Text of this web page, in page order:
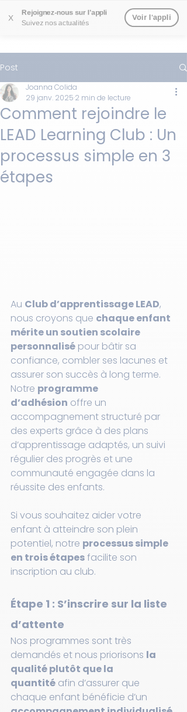
X
Rejoignez-nous sur l'appli
Suivez nos actualités
Voir l'appli
Post
Comment rejoindre le
LEAD Learning Club : Un
processus simple en 3
étapes
Joanna Colida
29 janv. 2025 2 min de lecture
Au Club d’apprentissage LEAD,
nous croyons que chaque enfant
mérite un soutien scolaire
personnalisé pour bâtir sa
confiance, combler ses lacunes et
assurer son succès à long terme.
Notre programme
d’adhésion offre un
accompagnement structuré par
des experts grâce à des plans
d’apprentissage adaptés, un suivi
régulier des progrès et une
communauté engagée dans la
réussite des enfants.
Si vous souhaitez aider votre
enfant à atteindre son plein
potentiel, notre processus simple
en trois étapes facilite son
inscription au club.
Étape 1 : S’inscrire sur la liste
d’attente
Nos programmes sont très
demandés et nous priorisons la
qualité plutôt que la
quantité afin d’assurer que
chaque enfant bénéficie d’un